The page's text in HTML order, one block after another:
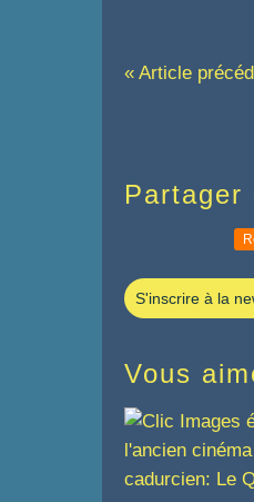
« Article
Partager
S'inscrire à la
Vous